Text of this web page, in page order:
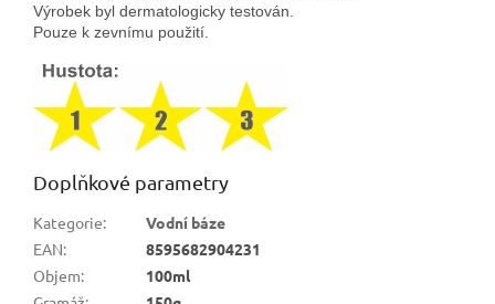
Výrobek byl dermatologicky testován.
Pouze k zevnímu použití.
Doplňkové parametry
Kategorie:
Vodní báze
EAN:
8595682904231
Objem:
100ml